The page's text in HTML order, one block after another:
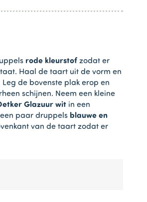
rode kleurstof zodat er
Haal de taart uit de vorm en
de bovenste plak erop en
schijnen. Neem een kleine
Glazuur wit in een
paar druppels blauwe en
van de taart zodat er